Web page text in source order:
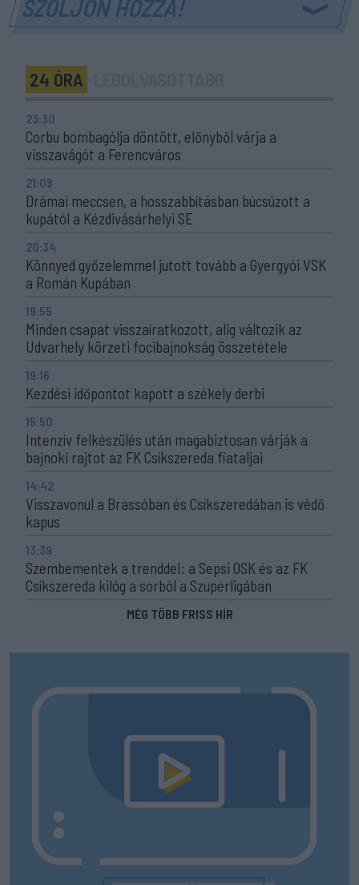
SZÓLJON HOZZÁ!
24 ÓRA
23:30
Corbu bombagólja döntött, előnyből várja a
visszavágót a Ferencváros
21:08
Drámai meccsen, a hosszabbításban búcsúzott a
kupától a Kézdivásárhelyi SE
20:34
Könnyed győzelemmel jutott tovább a Gyergyói VSK
a Román Kupában
19:55
Minden csapat visszaíratkozott, alig változik az
Udvarhely körzeti focibajnokság összetétele
19:16
Kezdési időpontot kapott a székely derbi
15:50
Intenzív felkészülés után magabiztosan várják a
bajnoki rajtot az FK Csíkszereda fiataljai
14:42
Visszavonul a Brassóban és Csíkszeredában is védő
kapus
13:39
Szembementek a trenddel: a Sepsi OSK és az FK
Csíkszereda kilóg a sorból a Szuperligában
MÉG TÖBB FRISS HÍR